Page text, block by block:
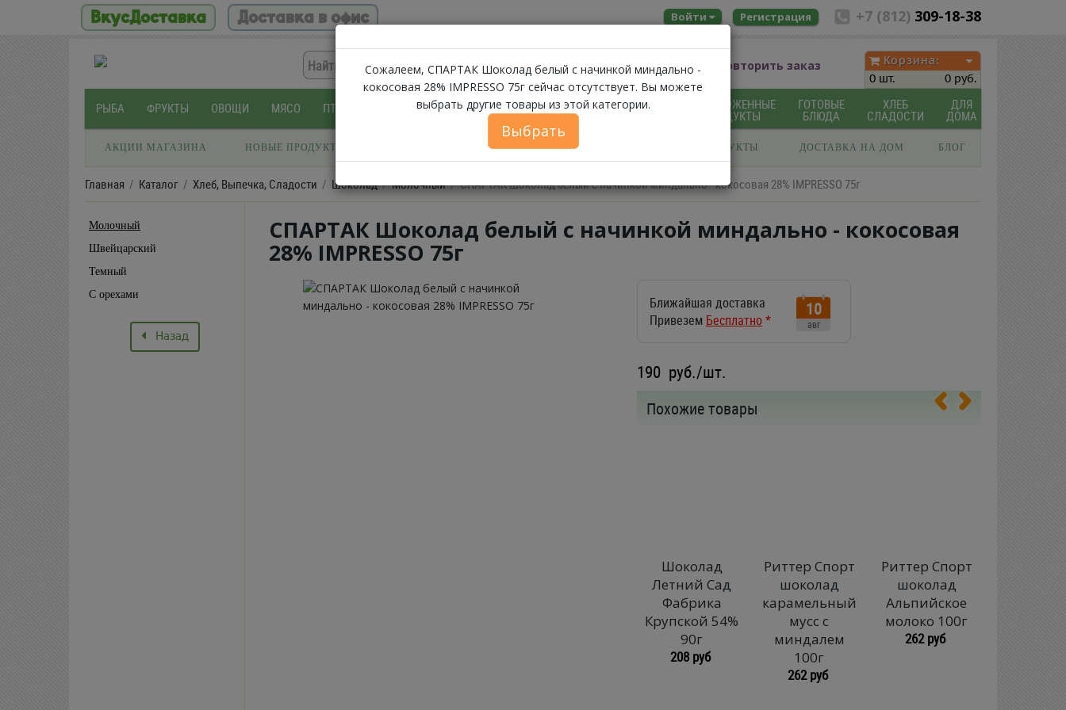
ВкусДоставка Доставка в офис +7 (812) 309-18-38
Войти Регистрация
Помощь Повторить заказ
Корзина:
0 шт.
0 руб.
РЫБА ФРУКТЫ ОВОЩИ МЯСО ПТИЦА МОРЕПРОДУКТЫ МОЛОЧНЫЕ
ПРОДУКТЫ
СЫРЫ БАКАЛЕЯ ЗАМОРОЖЕННЫЕ
ПРОДУКТЫ
ГОТОВЫЕ
БЛЮДА
ХЛЕБ
СЛАДОСТИ
ДЛЯ
ДОМА
АКЦИИ МАГАЗИНА НОВЫЕ ПРОДУКТЫ ФЕРМЕРСКИЕ ПРОДУКТЫ ИКРА БЕЛОРУССКИЕ ПРОДУКТЫ ДОСТАВКА НА ДОМ БЛОГ
Главная Каталог Хлеб, Выпечка, Сладости Шоколад Молочный СПАРТАК Шоколад белый с начинкой миндально - кокосовая 28% IMPRESSO 75г
Молочный
Швейцарский
Темный
С орехами
Назад
Сожалеем, СПАРТАК Шоколад белый с начинкой миндально -
кокосовая 28% IMPRESSO 75г сейчас отсутствует. Вы можете
выбрать другие товары из этой категории.
Выбрать
СПАРТАК Шоколад белый с начинкой миндально - кокосовая
28% IMPRESSO 75г
Ближайшая доставка
Привезем Бесплатно*
10
авг
190 руб./шт.
Похожие товары
Шоколад
Летний Сад
Фабрика
Крупской 54%
90г
208 руб
Риттер Спорт
шоколад
карамельный
мусс с
миндалем
100г
262 руб
Риттер Спорт
шоколад
Альпийское
молоко 100г
262 руб